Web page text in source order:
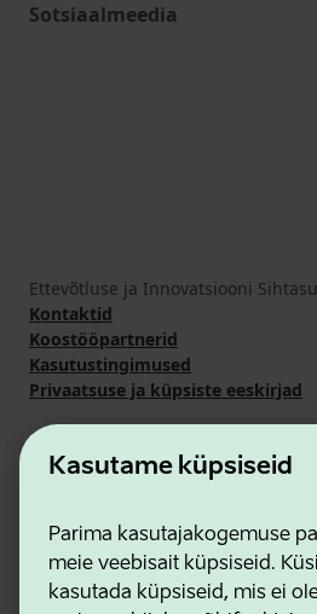
Kasutame küpsiseid
Parima kasutajakogemuse
meie veebisait küpsiseid.
kasutada küpsiseid, mis ei
Sotsiaalmeedia
Ettevõtluse ja Innovatsiooni
Kontaktid
Koostööpartnerid
Kasutustingimused
Privaatsuse ja küpsiste eeskirjad